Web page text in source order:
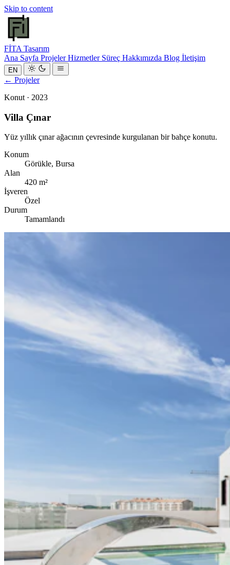
Skip to content
FİTA Tasarım
Ana Sayfa ProjelerHizmetler Süreç Hakkımızda Blog İletişim
EN
← Projeler
Konut · 2023
Villa Çınar
Yüz yıllık çınar ağacının çevresinde kurgulanan bir bahçe konutu.
Konum
Görükle, Bursa
Alan
420 m²
İşveren
Özel
Durum
Tamamlandı